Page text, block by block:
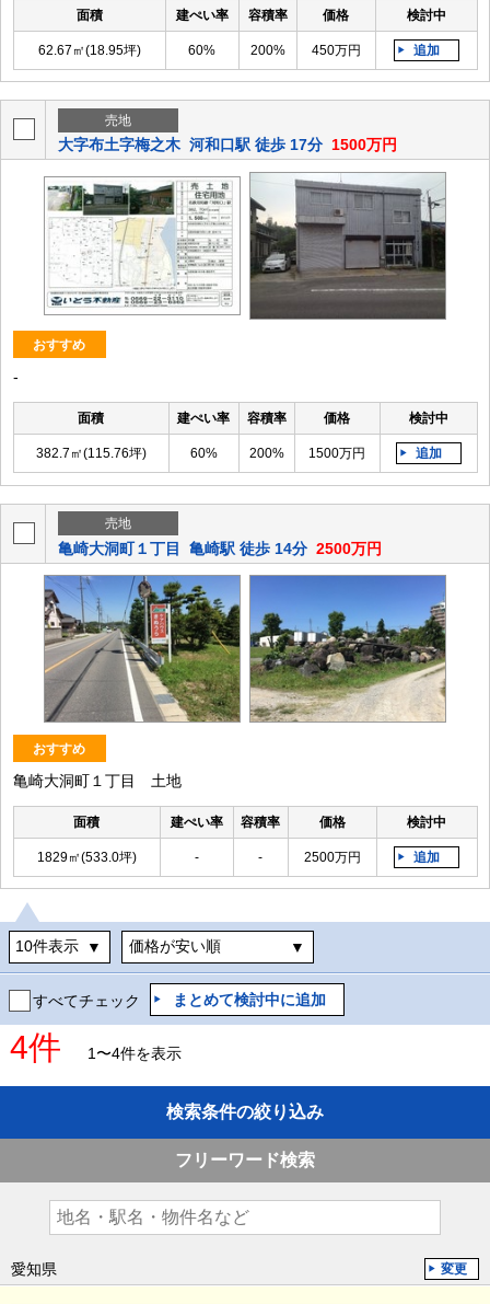
面積 建ぺい率 容積率 価格 検討中
62.67㎡(18.95坪) 60% 200% 450万円 追加
売地
大字布土字梅之木 河和口駅 徒歩 17分 1500万円
おすすめ
-
面積 建ぺい率 容積率 価格 検討中
382.7㎡(115.76坪) 60% 200% 1500万円 追加
売地
亀崎大洞町１丁目 亀崎駅 徒歩 14分 2500万円
おすすめ
亀崎大洞町１丁目 土地
面積 建ぺい率 容積率 価格 検討中
1829㎡(533.0坪) - - 2500万円 追加
すべてチェック まとめて検討中に追加
4件 1〜4件を表示
検索条件の絞り込み
フリーワード検索
愛知県 変更